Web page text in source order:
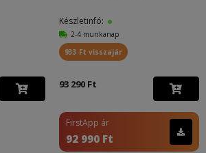
Készletinfó:
2-4 munkanap
933 Ft visszajár
93 290 Ft
FirstApp ár
92 990 Ft